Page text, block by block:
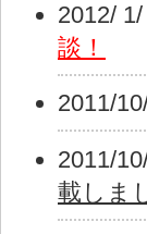
2012/ 1/
談！
2011/
2011/
載しま